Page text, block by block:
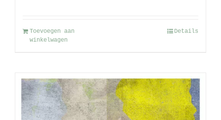
Toevoegen aan
winkelwagen
Details